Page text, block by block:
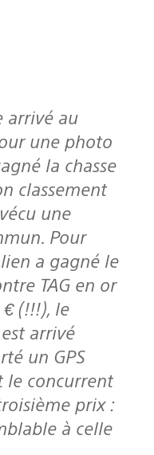
une photo
la chasse
classement
une
Pour
a gagné le
TAG en or
(!!!), le
arrivé
un GPS
le concurrent
prix :
à celle